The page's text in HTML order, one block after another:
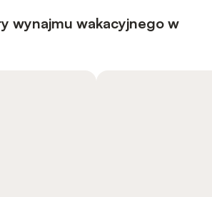
wynajmu wakacyjnego w